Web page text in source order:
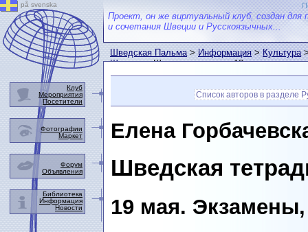
Проект, он же виртуальный клуб, создан для
и сочетания Швеции и Русскоязычных...
Шведская Пальма>Информация>Культура
Швеции> Шведская тетрадь 18
Список авторов в разделе
Елена
Шведская
19 мая.
på svenska
Клуб
Мероприятия
Посетители
Фотографии
Маркет
Форум
Объявления
Библиотека
Информация
Новости